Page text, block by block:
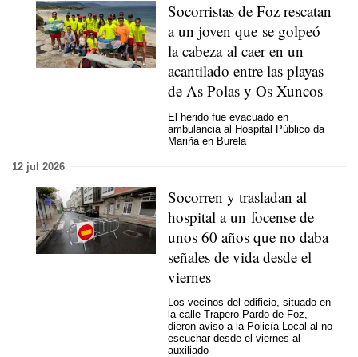
Socorristas de Foz rescatan
a un joven que se golpeó
la cabeza al caer en un
acantilado entre las playas
de As Polas y Os Xuncos
El herido fue evacuado en
ambulancia al Hospital Público da
Mariña en Burela
12 jul 2026
Socorren y trasladan al
hospital a un focense de
unos 60 años que no daba
señales de vida desde el
viernes
Los vecinos del edificio, situado en
la calle Trapero Pardo de Foz,
dieron aviso a la Policía Local al no
escuchar desde el viernes al
auxiliado